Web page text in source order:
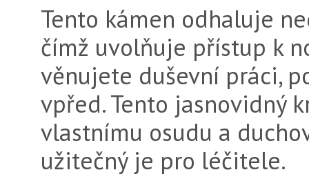
Tento kámen odhaluje
čímž uvolňuje přístup k
věnujete duševní práci,
vpřed. Tento jasnovidný
vlastnímu osudu a
užitečný je pro léčitele.